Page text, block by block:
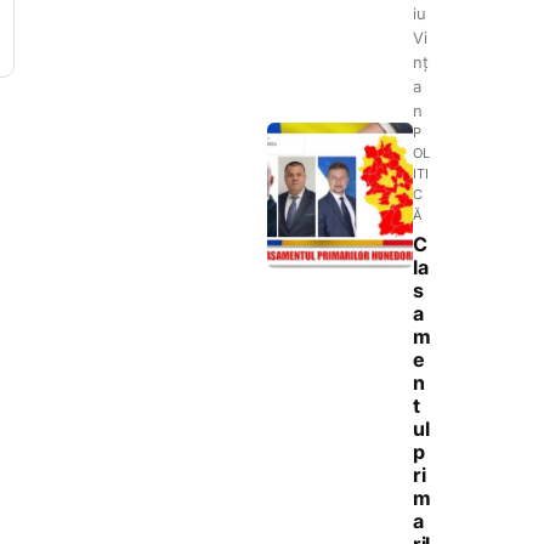
iu
Vi
nț
a
n
P
OL
ITI
C
Ă
C
la
s
a
m
e
n
t
ul
p
ri
m
a